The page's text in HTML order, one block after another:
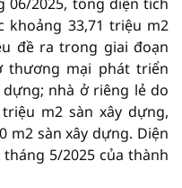
33,71 triệu m2
đề ra trong giai đoạn
thương mại phát triển
nhà ở riêng lẻ do
m2 sàn xây dựng,
m2 sàn xây dựng. Diện
5/2025 của thành